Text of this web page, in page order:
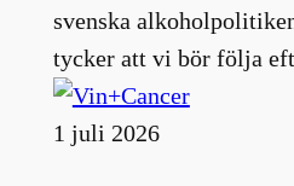
svenska
tycker att vi bör följa
1 juli 2026